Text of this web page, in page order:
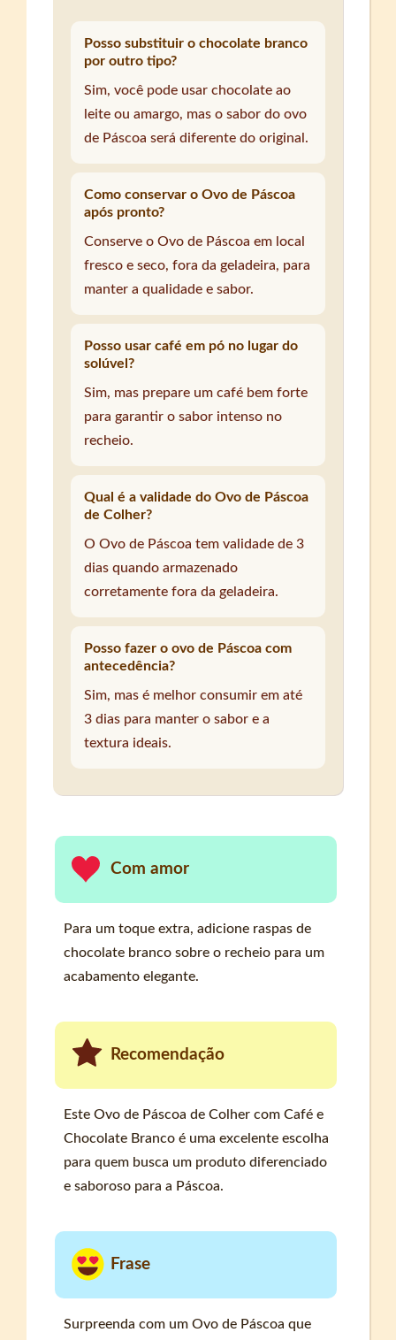
Posso substituir o chocolate branco
por outro tipo?
Sim, você pode usar chocolate ao
leite ou amargo, mas o sabor do ovo
de Páscoa será diferente do original.
Como conservar o Ovo de Páscoa
após pronto?
Conserve o Ovo de Páscoa em local
fresco e seco, fora da geladeira, para
manter a qualidade e sabor.
Posso usar café em pó no lugar do
solúvel?
Sim, mas prepare um café bem forte
para garantir o sabor intenso no
recheio.
Qual é a validade do Ovo de Páscoa
de Colher?
O Ovo de Páscoa tem validade de 3
dias quando armazenado
corretamente fora da geladeira.
Posso fazer o ovo de Páscoa com
antecedência?
Sim, mas é melhor consumir em até
3 dias para manter o sabor e a
textura ideais.
Com amor
Para um toque extra, adicione raspas de
chocolate branco sobre o recheio para um
acabamento elegante.
Recomendação
Este Ovo de Páscoa de Colher com Café e
Chocolate Branco é uma excelente escolha
para quem busca um produto diferenciado
e saboroso para a Páscoa.
Frase
Surpreenda com um Ovo de Páscoa que